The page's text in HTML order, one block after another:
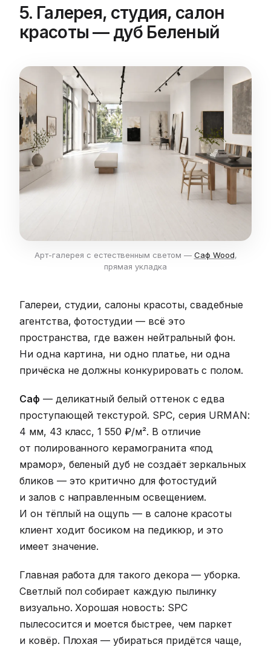
5. Галерея, студия, салон
красоты — дуб Беленый
Арт-галерея с естественным светом — Саф Wood,
прямая укладка
Галереи, студии, салоны красоты, свадебные
агентства, фотостудии — всё это
пространства, где важен нейтральный фон.
Ни одна картина, ни одно платье, ни одна
причёска не должны конкурировать с полом.
Саф — деликатный белый оттенок с едва
проступающей текстурой. SPC, серия URMAN:
4 мм, 43 класс, 1 550 ₽/м². В отличие
от полированного керамогранита «под
мрамор», беленый дуб не создаёт зеркальных
бликов — это критично для фотостудий
и залов с направленным освещением.
И он тёплый на ощупь — в салоне красоты
клиент ходит босиком на педикюр, и это
имеет значение.
Главная работа для такого декора — уборка.
Светлый пол собирает каждую пылинку
визуально. Хорошая новость: SPC
пылесосится и моется быстрее, чем паркет
и ковёр. Плохая — убираться придётся чаще,